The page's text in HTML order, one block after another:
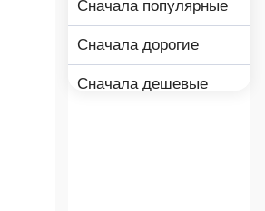
Сначала популярные
Сначала дорогие
Сначала дешевые